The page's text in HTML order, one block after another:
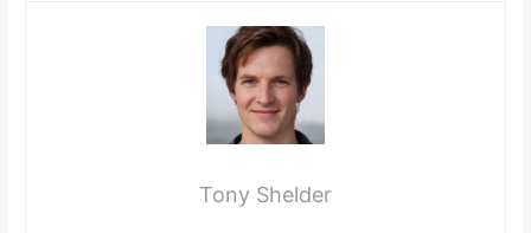
Tony Shelder